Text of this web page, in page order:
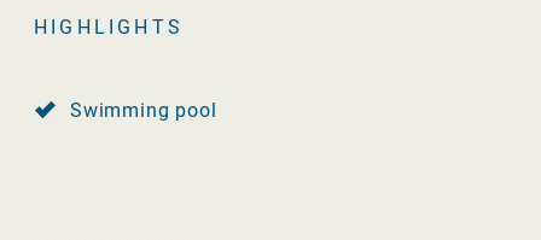
HIGHLIGHTS
Swimming pool